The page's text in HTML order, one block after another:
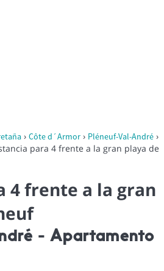
› Côte d´Armor › Pléneuf-Val-André ›
para 4 frente a la gran playa de
4 frente a la gran
- Apartamento